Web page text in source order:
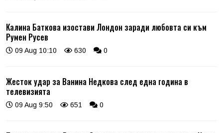
Калина Баткова изостави Лондон заради любовта си към
Румен Русев
09 Aug 10:10 630 0
Жесток удар за Ванина Недкова след една година в
телевизията
09 Aug 9:50 651 0